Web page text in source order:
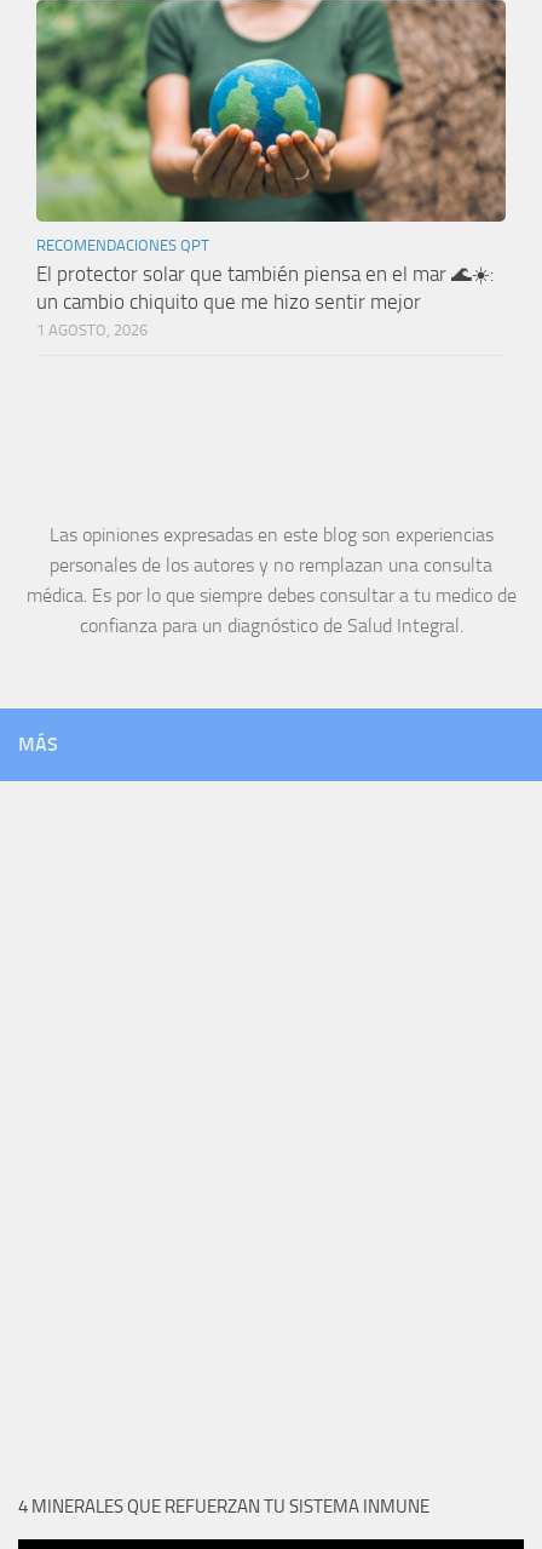
RECOMENDACIONES QPT
El protector solar que también piensa en el mar 🌊☀️:
un cambio chiquito que me hizo sentir mejor
1 AGOSTO, 2026
Las opiniones expresadas en este blog son experiencias
personales de los autores y no remplazan una consulta
médica. Es por lo que siempre debes consultar a tu medico de
confianza para un diagnóstico de Salud Integral.
MÁS
4 MINERALES QUE REFUERZAN TU SISTEMA INMUNE